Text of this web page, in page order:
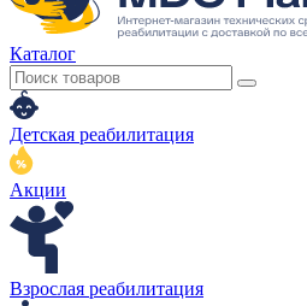
Каталог
Детская реабилитация
Акции
Взрослая реабилитация